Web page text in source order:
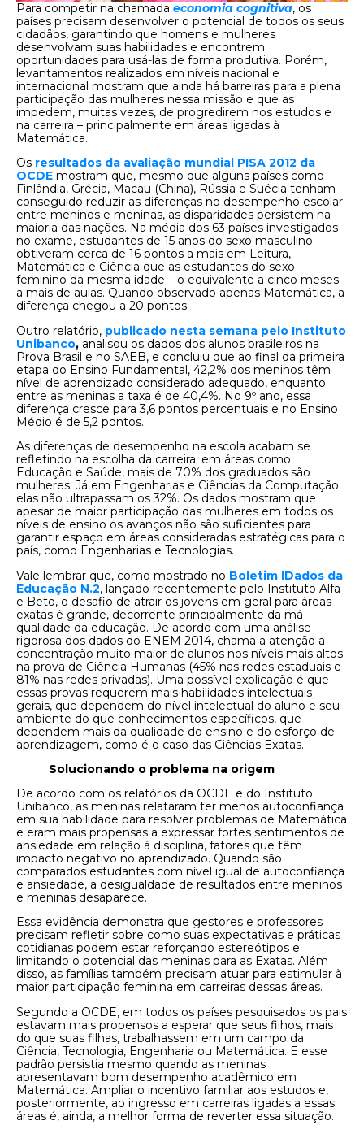
Para competir na chamada economia cognitiva, os
países precisam desenvolver o potencial de todos os seus
cidadãos, garantindo que homens e mulheres
desenvolvam suas habilidades e encontrem
oportunidades para usá-las de forma produtiva. Porém,
levantamentos realizados em níveis nacional e
internacional mostram que ainda há barreiras para a plena
participação das mulheres nessa missão e que as
impedem, muitas vezes, de progredirem nos estudos e
na carreira – principalmente em áreas ligadas à
Matemática.
Os resultados da avaliação mundial PISA 2012 da
OCDE mostram que, mesmo que alguns países como
Finlândia, Grécia, Macau (China), Rússia e Suécia tenham
conseguido reduzir as diferenças no desempenho escolar
entre meninos e meninas, as disparidades persistem na
maioria das nações. Na média dos 63 países investigados
no exame, estudantes de 15 anos do sexo masculino
obtiveram cerca de 16 pontos a mais em Leitura,
Matemática e Ciência que as estudantes do sexo
feminino da mesma idade – o equivalente a cinco meses
a mais de aulas. Quando observado apenas Matemática, a
diferença chegou a 20 pontos.
Outro relatório, publicado nesta semana pelo Instituto
Unibanco, analisou os dados dos alunos brasileiros na
Prova Brasil e no SAEB, e concluiu que ao final da primeira
etapa do Ensino Fundamental, 42,2% dos meninos têm
nível de aprendizado considerado adequado, enquanto
entre as meninas a taxa é de 40,4%. No 9º ano, essa
diferença cresce para 3,6 pontos percentuais e no Ensino
Médio é de 5,2 pontos.
As diferenças de desempenho na escola acabam se
refletindo na escolha da carreira: em áreas como
Educação e Saúde, mais de 70% dos graduados são
mulheres. Já em Engenharias e Ciências da Computação
elas não ultrapassam os 32%. Os dados mostram que
apesar de maior participação das mulheres em todos os
níveis de ensino os avanços não são suficientes para
garantir espaço em áreas consideradas estratégicas para o
país, como Engenharias e Tecnologias.
Vale lembrar que, como mostrado no Boletim IDados da
Educação N.2, lançado recentemente pelo Instituto Alfa
e Beto, o desafio de atrair os jovens em geral para áreas
exatas é grande, decorrente principalmente da má
qualidade da educação. De acordo com uma análise
rigorosa dos dados do ENEM 2014, chama a atenção a
concentração muito maior de alunos nos níveis mais altos
na prova de Ciência Humanas (45% nas redes estaduais e
81% nas redes privadas). Uma possível explicação é que
essas provas requerem mais habilidades intelectuais
gerais, que dependem do nível intelectual do aluno e seu
ambiente do que conhecimentos específicos, que
dependem mais da qualidade do ensino e do esforço de
aprendizagem, como é o caso das Ciências Exatas.
Solucionando o problema na origem
De acordo com os relatórios da OCDE e do Instituto
Unibanco, as meninas relataram ter menos autoconfiança
em sua habilidade para resolver problemas de Matemática
e eram mais propensas a expressar fortes sentimentos de
ansiedade em relação à disciplina, fatores que têm
impacto negativo no aprendizado. Quando são
comparados estudantes com nível igual de autoconfiança
e ansiedade, a desigualdade de resultados entre meninos
e meninas desaparece.
Essa evidência demonstra que gestores e professores
precisam refletir sobre como suas expectativas e práticas
cotidianas podem estar reforçando estereótipos e
limitando o potencial das meninas para as Exatas. Além
disso, as famílias também precisam atuar para estimular à
maior participação feminina em carreiras dessas áreas.
Segundo a OCDE, em todos os países pesquisados os pais
estavam mais propensos a esperar que seus filhos, mais
do que suas filhas, trabalhassem em um campo da
Ciência, Tecnologia, Engenharia ou Matemática. E esse
padrão persistia mesmo quando as meninas
apresentavam bom desempenho acadêmico em
Matemática. Ampliar o incentivo familiar aos estudos e,
posteriormente, ao ingresso em carreiras ligadas a essas
áreas é, ainda, a melhor forma de reverter essa situação.